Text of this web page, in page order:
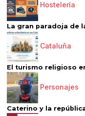
Hostelería
La gran paradoja de
Cataluña
El turismo religioso
Personajes
Caterino y la